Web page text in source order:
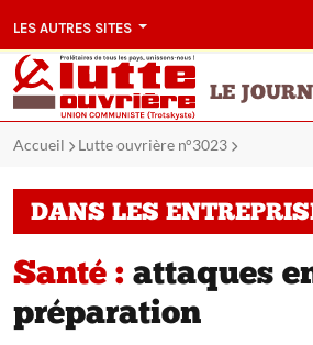
LES AUTRES SITES
LE
Accueil Lutte ouvrière n°3023
DANS LES
Santé : attaques
préparation